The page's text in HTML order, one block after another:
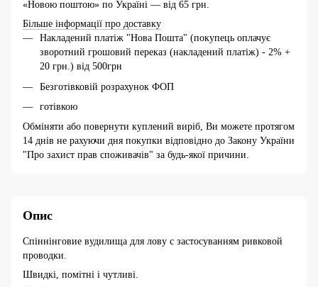
«Новою поштою» по Україні — від 65 грн.
Більше інформації про доставку
Накладений платіж "Нова Пошта" (покупець оплачує
зворотний грошовий переказ (накладений платіж) - 2% +
20 грн.) від 500грн
Безготівковій розрахунок ФОП
готівкою
Обміняти або повернути куплений виріб, Ви можете протягом
14 днів не рахуючи дня покупки відповідно до Закону України
"Про захист прав споживачів" за будь-якої причини.
Опис
Cпіннінговие вудилища для лову c застосуванням ривковой
проводки.
Швидкі, помітні і чутливі.